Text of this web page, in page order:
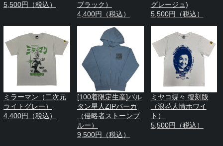
5,500円（税込）
ブラック）
4,400円（税込）
グレージュ)
5,500円（税込）
ミラーマン（二次元
ライトグレー）
4,400円（税込）
[100着限定生産]バル
タン星人ZIPパーカ
（侵略者ストーンブ
ルー）
9,500円（税込）
ミヤコ蝶々 復刻版
（浪花人情ホワイ
ト）
5,500円（税込）